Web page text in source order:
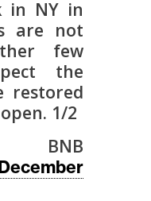
in NY in
are not
few
the
restored
1/2